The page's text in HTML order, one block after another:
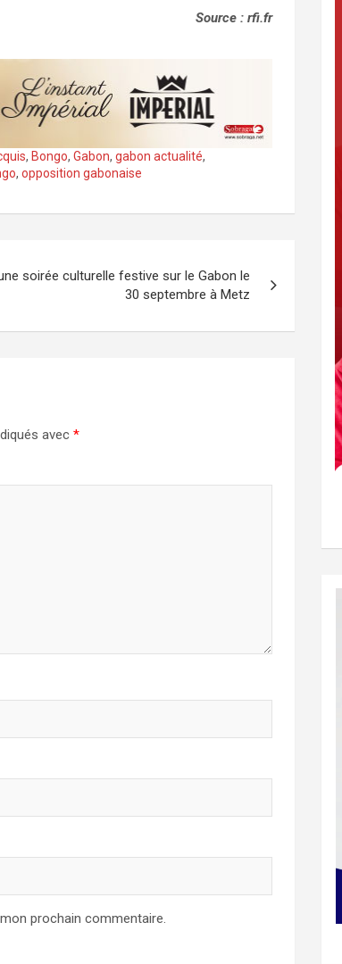
Source : rfi.fr
, Bongo, Gabon, gabon actualité,
, opposition gabonaise
soirée culturelle festive sur le Gabon le
30 septembre à Metz
avec *
prochain commentaire.